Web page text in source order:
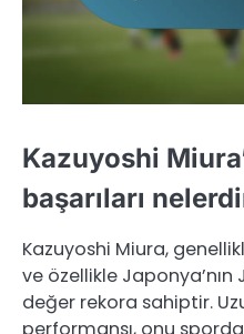
Kazuyoshi
başarıları
Kazuyoshi Miura,
ve özellikle
değer rekora sahiptir.